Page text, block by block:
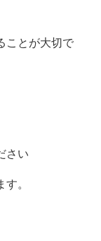
ことが大切で
さい
。